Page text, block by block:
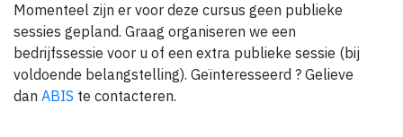
Momenteel zijn er voor deze cursus geen publieke
sessies gepland. Graag organiseren we een
bedrijfssessie voor u of een extra publieke sessie (bij
voldoende belangstelling). Geïnteresseerd ? Gelieve
dan ABIS te contacteren.